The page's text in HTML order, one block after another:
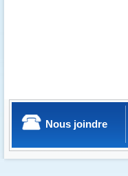
Nous joindre